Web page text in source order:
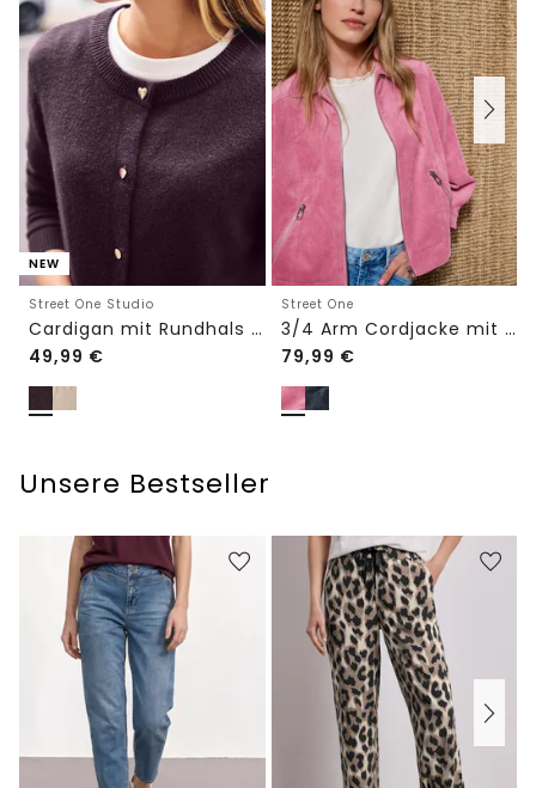
NEW
Street One Studio
Cardigan mit Rundhals und Knöpfen
49,99 €
Street One
3/4 Arm Cordjacke mit Hemdkragen
79,99 €
Unsere Bestseller